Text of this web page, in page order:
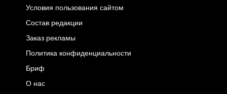
Условия пользования сайтом
Состав редакции
Заказ рекламы
Политика конфиденциальности
Бриф
О нас